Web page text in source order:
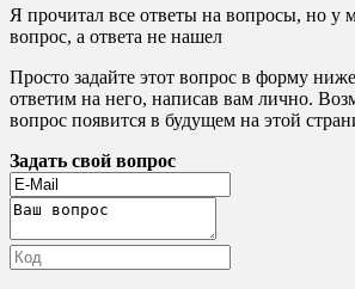
Я прочитал все ответы на вопросы, но у
вопрос, а ответа не нашел
Просто задайте этот вопрос в форму
ответим на него, написав вам лично.
вопрос появится в будущем на этой
Задать свой вопрос